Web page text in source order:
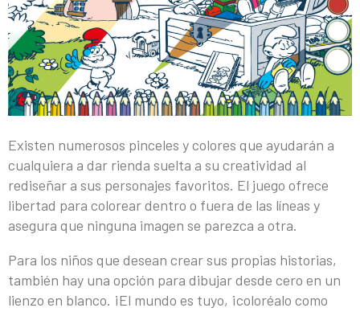
Existen numerosos pinceles y colores que ayudarán a
cualquiera a dar rienda suelta a su creatividad al
rediseñar a sus personajes favoritos. El juego ofrece
libertad para colorear dentro o fuera de las líneas y
asegura que ninguna imagen se parezca a otra.
Para los niños que desean crear sus propias historias,
también hay una opción para dibujar desde cero en un
lienzo en blanco. ¡El mundo es tuyo, ¡coloréalo como